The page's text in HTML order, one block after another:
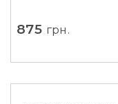
875 грн.